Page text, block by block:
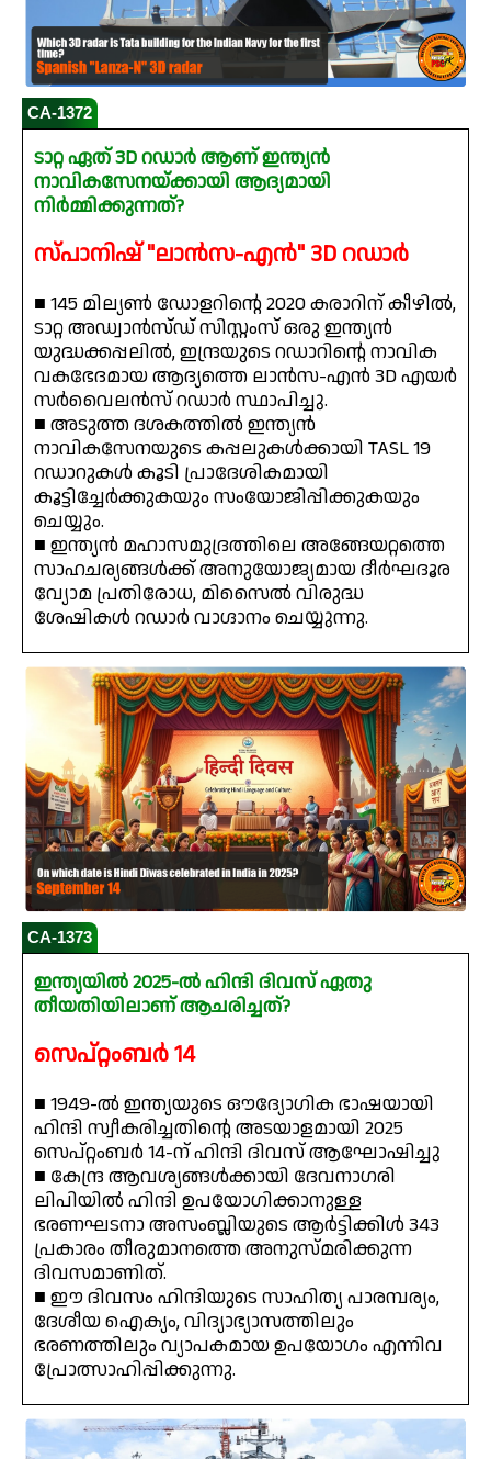
CA-1372
ടാറ്റ ഏത് 3D റഡാർ ആണ് ഇന്ത്യൻ
നാവികസേനയ്ക്കായി ആദ്യമായി
നിർമ്മിക്കുന്നത്?
സ്പാനിഷ് "ലാൻസ-എൻ" 3D റഡാർ
■ 145 മില്യൺ ഡോളറിന്റെ 2020 കരാറിന് കീഴിൽ,
ടാറ്റ അഡ്വാൻസ്ഡ് സിസ്റ്റംസ് ഒരു ഇന്ത്യൻ
യുദ്ധക്കപ്പലിൽ, ഇന്ദ്രയുടെ റഡാറിന്റെ നാവിക
വകഭേദമായ ആദ്യത്തെ ലാൻസ-എൻ 3D എയർ
സർവൈലൻസ് റഡാർ സ്ഥാപിച്ചു.
■ അടുത്ത ദശകത്തിൽ ഇന്ത്യൻ
നാവികസേനയുടെ കപ്പലുകൾക്കായി TASL 19
റഡാറുകൾ കൂടി പ്രാദേശികമായി
കൂട്ടിച്ചേർക്കുകയും സംയോജിപ്പിക്കുകയും
ചെയ്യും.
■ ഇന്ത്യൻ മഹാസമുദ്രത്തിലെ അങ്ങേയറ്റത്തെ
സാഹചര്യങ്ങൾക്ക് അനുയോജ്യമായ ദീർഘദൂര
വ്യോമ പ്രതിരോധ, മിസൈൽ വിരുദ്ധ
ശേഷികൾ റഡാർ വാഗ്ദാനം ചെയ്യുന്നു.
CA-1373
ഇന്ത്യയിൽ 2025-ൽ ഹിന്ദി ദിവസ് ഏതു
തീയതിയിലാണ് ആചരിച്ചത്?
സെപ്റ്റംബർ 14
■ 1949-ൽ ഇന്ത്യയുടെ ഔദ്യോഗിക ഭാഷയായി
ഹിന്ദി സ്വീകരിച്ചതിന്റെ അടയാളമായി 2025
സെപ്റ്റംബർ 14-ന് ഹിന്ദി ദിവസ് ആഘോഷിച്ചു
■ കേന്ദ്ര ആവശ്യങ്ങൾക്കായി ദേവനാഗരി
ലിപിയിൽ ഹിന്ദി ഉപയോഗിക്കാനുള്ള
ഭരണഘടനാ അസംബ്ലിയുടെ ആർട്ടിക്കിൾ 343
പ്രകാരം തീരുമാനത്തെ അനുസ്മരിക്കുന്ന
ദിവസമാണിത്.
■ ഈ ദിവസം ഹിന്ദിയുടെ സാഹിത്യ പാരമ്പര്യം,
ദേശീയ ഐക്യം, വിദ്യാഭ്യാസത്തിലും
ഭരണത്തിലും വ്യാപകമായ ഉപയോഗം എന്നിവ
പ്രോത്സാഹിപ്പിക്കുന്നു.